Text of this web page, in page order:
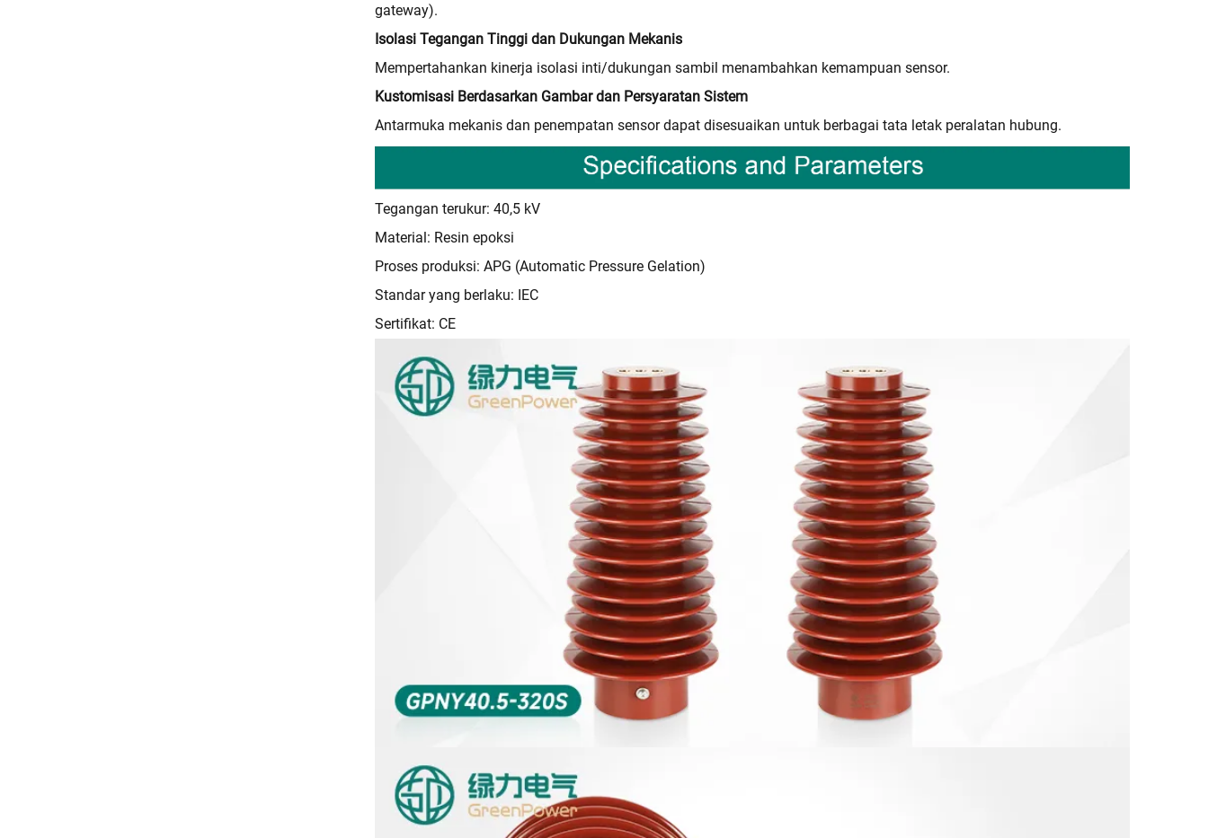
gateway).
Isolasi Tegangan Tinggi dan Dukungan Mekanis
Mempertahankan kinerja isolasi inti/dukungan sambil menambahkan kemampuan sensor.
Kustomisasi Berdasarkan Gambar dan Persyaratan Sistem
Antarmuka mekanis dan penempatan sensor dapat disesuaikan untuk berbagai tata letak peralatan hubung.
Tegangan terukur: 40,5 kV
Material: Resin epoksi
Proses produksi: APG (Automatic Pressure Gelation)
Standar yang berlaku: IEC
Sertifikat: CE